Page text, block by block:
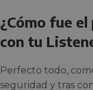
¿Cómo fue
con tu
Perfecto todo,
seguridad y tras